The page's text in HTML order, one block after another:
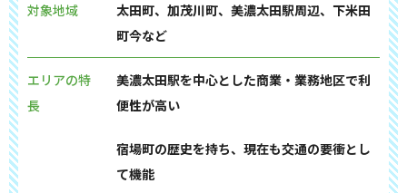
対象地域
太田町、加茂川町、美濃太田駅周辺、下米田
町今など
エリアの特
長
美濃太田駅を中心とした商業・業務地区で利
便性が高い
宿場町の歴史を持ち、現在も交通の要衝とし
て機能